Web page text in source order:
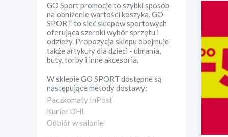
GO Sport promocje to szybki sposób
na obniżenie wartości koszyka. GO-
SPORT to sieć sklepów sportowych
oferująca szeroki wybór sprzętu i
odzieży. Propozycja sklepu obejmuje
także artykuły dla dzieci - ubrania,
buty, torby i inne akcesoria.
W sklepieGO SPORT dostępne są
następujące metody dostawy:
Paczkomaty InPost
Kurier DHL
Odbiór w salonie